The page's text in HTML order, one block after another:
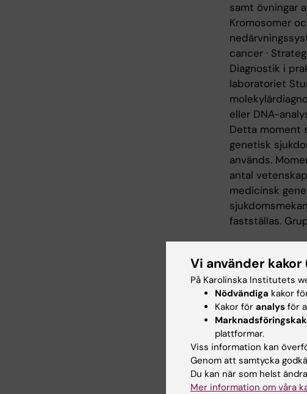
samt övningar
Kromosomer
cancer ·
Diagnostik i
laboratoriet
eller DNA-
Detta moment
genetisk
används.
antal
medicinsk
fastställas.
Klinisk
Betygsskala: GU
Genetisk
Betygsskala: GU
Vi använder
På Karolinska Institutets
Nödvändiga kakor
Kakor för analys för
plattformar.
Viss information kan
Genom att samtycka
Du kan när som helst
Mer information om våra